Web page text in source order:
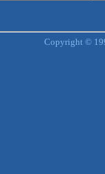
Copyright ©